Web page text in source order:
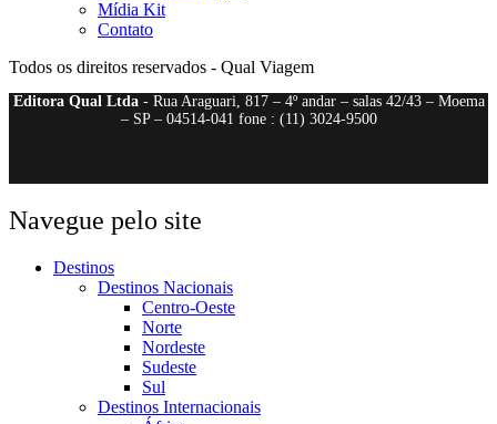
Mídia Kit
Contato
Todos os direitos reservados - Qual Viagem
Editora Qual Ltda- Rua Araguari, 817 – 4º andar – salas 42/43 – Moema
– SP – 04514-041 fone : (11) 3024-9500
Navegue pelo site
Destinos
Destinos Nacionais
Centro-Oeste
Norte
Nordeste
Sudeste
Sul
Destinos Internacionais